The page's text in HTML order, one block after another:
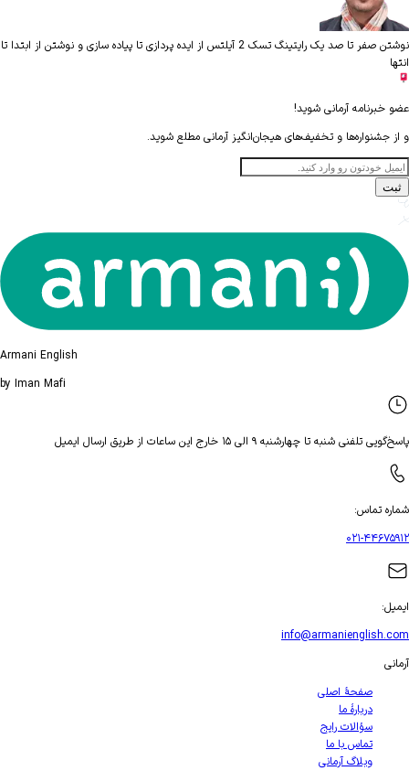
نوشتن صفر تا صد یک رایتینگ تسک 2 آیلتس از ایده پردازی تا پیاده سازی و نوشتن از ابتدا تا
انتها
عضو خبرنامه آرمانی شوید!
و از جشنواره‌ها و تخفیف‌های هیجان‌انگیز آرمانی مطلع شوید.
ثبت
Armani English
by Iman Mafi
پاسخ‌گویی تلفنی شنبه تا چهارشنبه ۹ الی ۱۵ خارج این ساعات از طریق ارسال ایمیل
شماره تماس:
۰۲۱-۴۴۶۷۵۹۱۲
ایمیل:
info@armanienglish.com
آرمانی
صفحهٔ اصلی
دربارهٔ ما
سؤالات رایج
تماس با ما
وبلاگ آرمانی